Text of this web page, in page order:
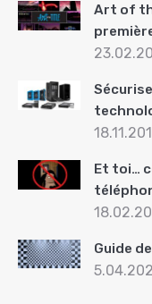
Art of
Et toi…
Guide